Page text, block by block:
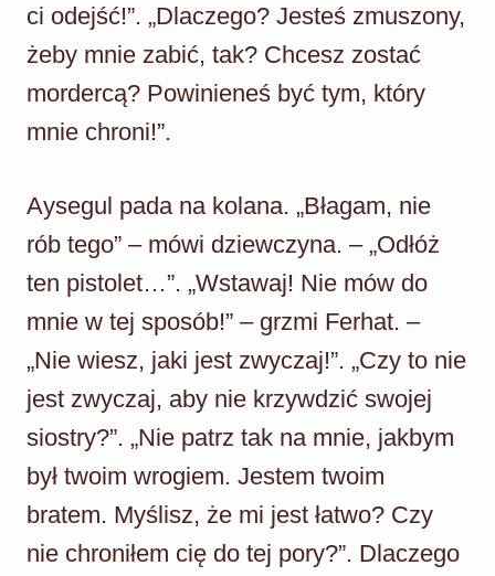
ci odejść!”. „Dlaczego? Jesteś zmuszony,
żeby mnie zabić, tak? Chcesz zostać
mordercą? Powinieneś być tym, który
mnie chroni!”.
Aysegul pada na kolana. „Błagam, nie
rób tego” – mówi dziewczyna. – „Odłóż
ten pistolet…”. „Wstawaj! Nie mów do
mnie w tej sposób!” – grzmi Ferhat. –
„Nie wiesz, jaki jest zwyczaj!”. „Czy to nie
jest zwyczaj, aby nie krzywdzić swojej
siostry?”. „Nie patrz tak na mnie, jakbym
był twoim wrogiem. Jestem twoim
bratem. Myślisz, że mi jest łatwo? Czy
nie chroniłem cię do tej pory?”. Dlaczego